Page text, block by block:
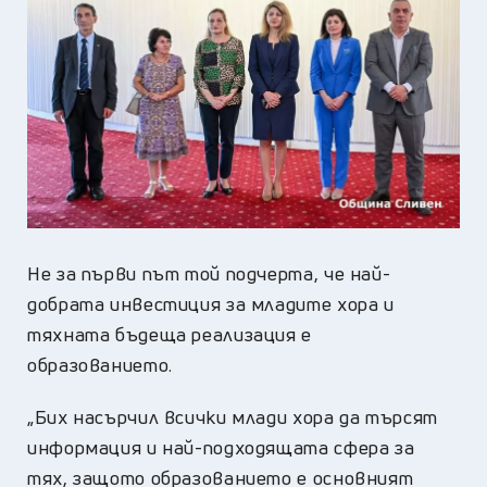
Не за първи път той подчерта, че най-
добрата инвестиция за младите хора и
тяхната бъдеща реализация е
образованието.
„Бих насърчил всички млади хора да търсят
информация и най-подходящата сфера за
тях, защото образованието е основният